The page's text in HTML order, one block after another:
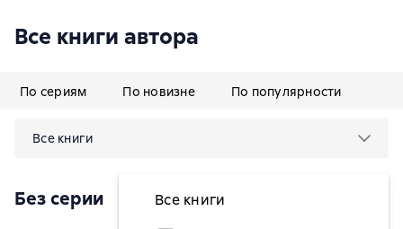
Все книги автора
По сериям По новизне По популярности
Все книги
Все книги
Без серии